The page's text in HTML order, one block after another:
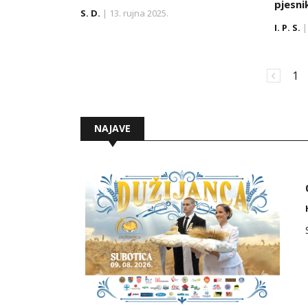
S. D. | 13. rujna 2025.
I. P. S.
1
NAJAVE